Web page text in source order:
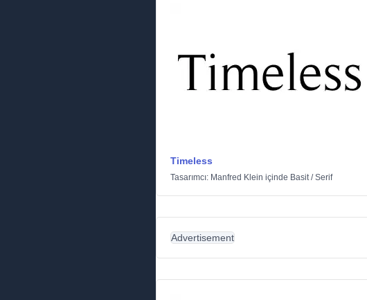
Timeless
Tasarımcı: Manfred Klein içinde Basit/Serif
Advertisement